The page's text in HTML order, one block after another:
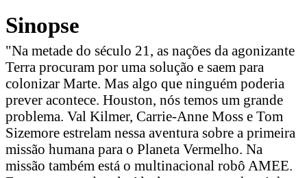
Sinopse
"Na metade do século 21, as nações da agonizante
Terra procuram por uma solução e saem para
colonizar Marte. Mas algo que ninguém poderia
prever acontece. Houston, nós temos um grande
problema. Val Kilmer, Carrie-Anne Moss e Tom
Sizemore estrelam nessa aventura sobre a primeira
missão humana para o Planeta Vermelho. Na
missão também está o multinacional robô AMEE.